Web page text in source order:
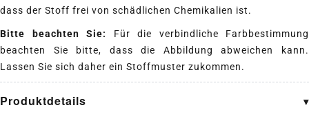
dass der Stoff frei von schädlichen Chemikalien ist.
Bitte beachten Sie:
Für die verbindliche Farbbestimmung
beachten Sie bitte, dass die Abbildung abweichen kann.
Lassen Sie sich daher ein Stoffmuster zukommen.
Produktdetails